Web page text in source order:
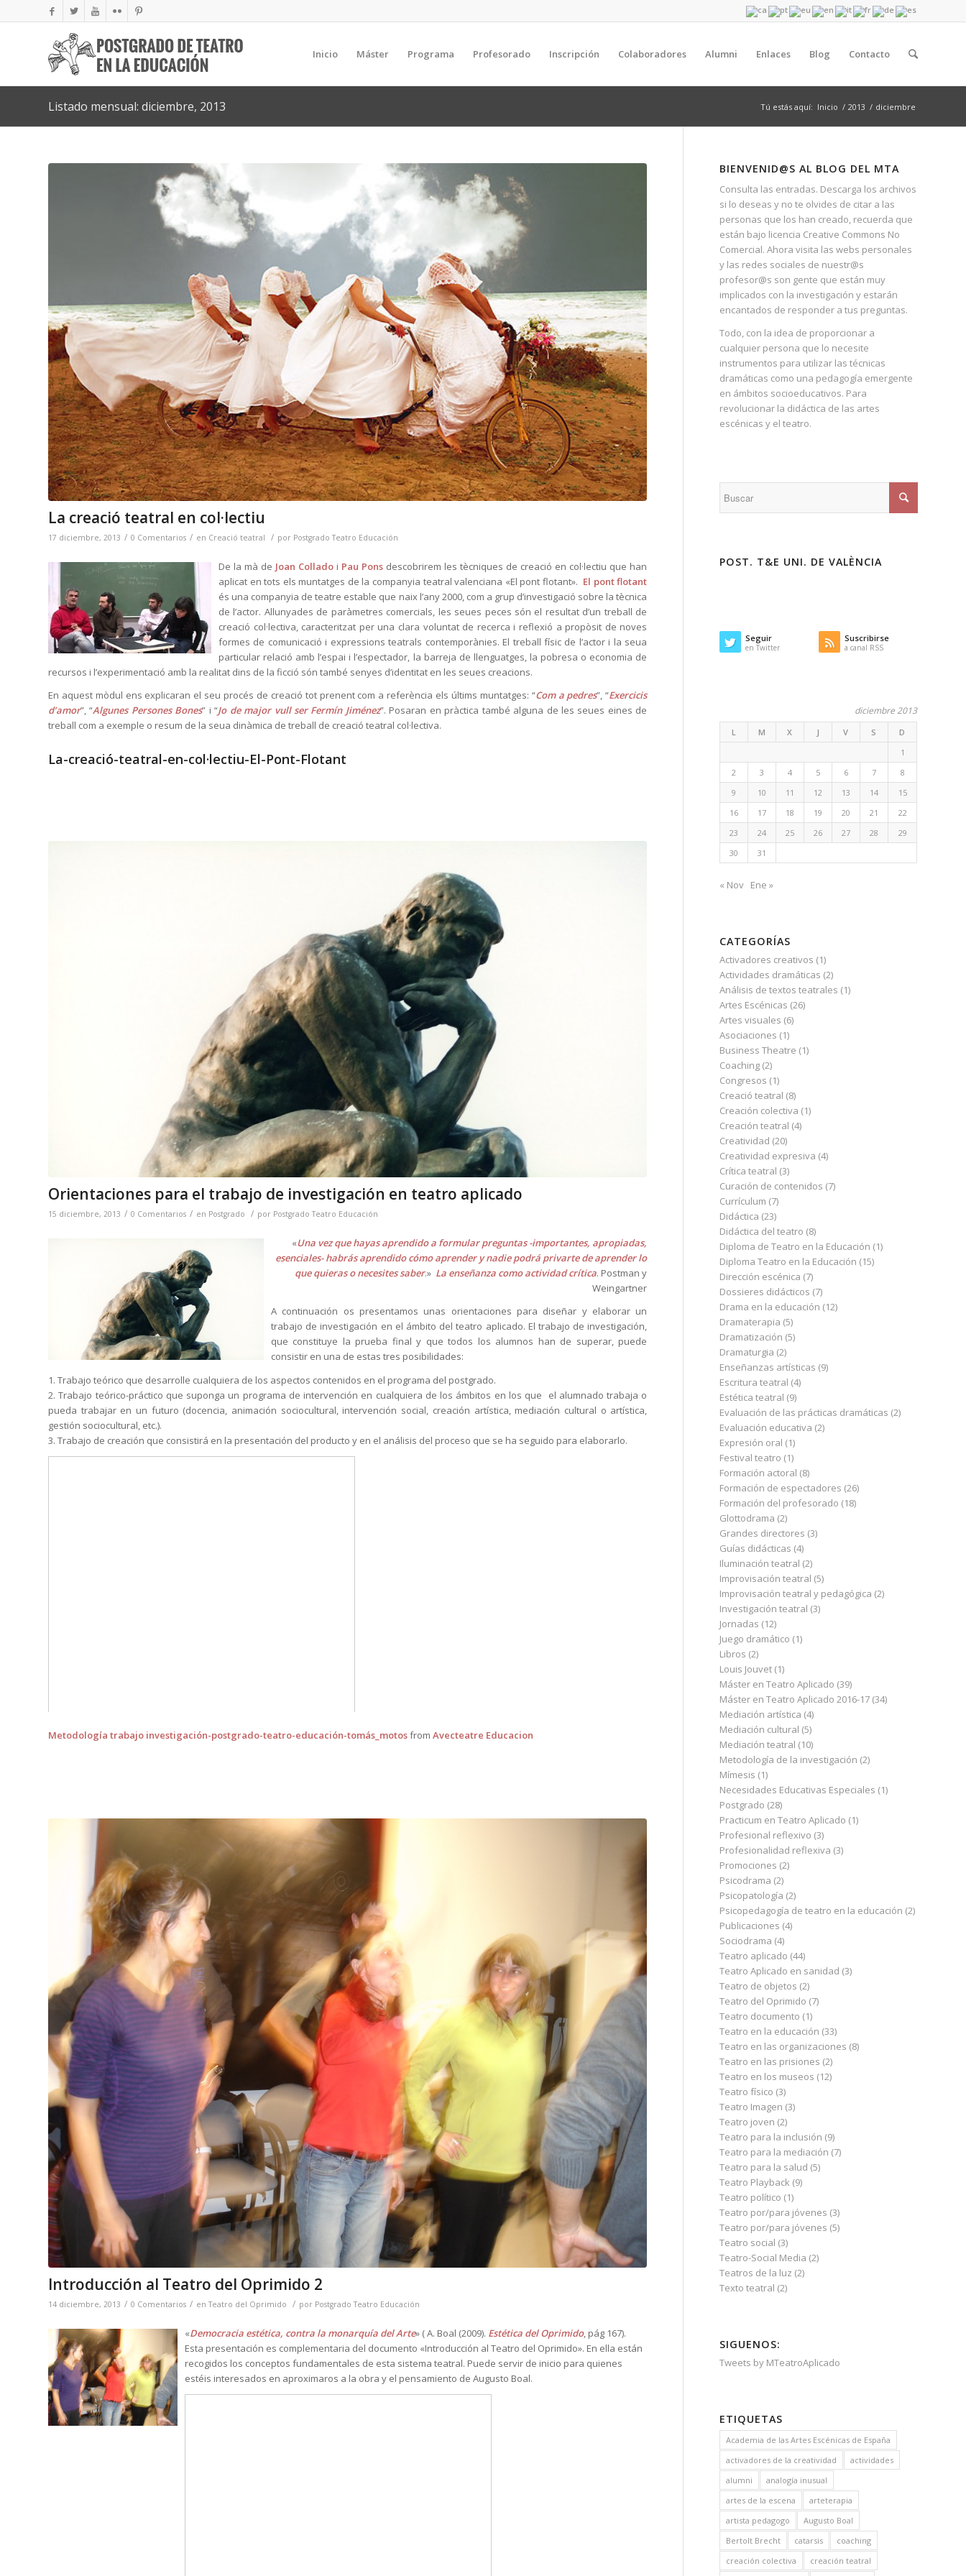
Inicio Máster Programa Profesorado Inscripción Colaboradores Alumni Enlaces Blog Contacto
Listado mensual: diciembre, 2013 Tú estás aquí: Inicio / 2013 / diciembre
La creació teatral en col·lectiu
17 diciembre, 2013 / 0 Comentarios / en Creació teatral / por Postgrado Teatro Educación
De la mà de Joan Collado i Pau Pons descobrirem les tècniques de creació en col·lectiu que han
aplicat en tots els muntatges de la companyia teatral valenciana «El pont flotant». El pont flotant
és una companyia de teatre estable que naix l’any 2000, com a grup d’investigació sobre la tècnica
de l’actor. Allunyades de paràmetres comercials, les seues peces són el resultat d’un treball de
creació col·lectiva, caracteritzat per una clara voluntat de recerca i reflexió a propòsit de noves
formes de comunicació i expressions teatrals contemporànies. El treball físic de l’actor i la seua
particular relació amb l’espai i l’espectador, la barreja de llenguatges, la pobresa o economia de
recursos i l’experimentació amb la realitat dins de la ficció són també senyes d’identitat en les seues creacions.
En aquest mòdul ens explicaran el seu procés de creació tot prenent com a referència els últims muntatges: “Com a pedres”, “Exercicis
d’amor”, “Algunes Persones Bones” i “Jo de major vull ser Fermín Jiménez”. Posaran en pràctica també alguna de les seues eines de
treball com a exemple o resum de la seua dinàmica de treball de creació teatral col·lectiva.
La-creació-teatral-en-col·lectiu-El-Pont-Flotant
Orientaciones para el trabajo de investigación en teatro aplicado
15 diciembre, 2013 / 0 Comentarios / en Postgrado / por Postgrado Teatro Educación
«Una vez que hayas aprendido a formular preguntas -importantes, apropiadas,
esenciales- habrás aprendido cómo aprender y nadie podrá privarte de aprender lo
que quieras o necesites saber.» La enseñanza como actividad crítica. Postman y
Weingartner
A continuación os presentamos unas orientaciones para diseñar y elaborar un
trabajo de investigación en el ámbito del teatro aplicado. El trabajo de investigación,
que constituye la prueba final y que todos los alumnos han de superar, puede
consistir en una de estas tres posibilidades:
1. Trabajo teórico que desarrolle cualquiera de los aspectos contenidos en el programa del postgrado.
2. Trabajo teórico-práctico que suponga un programa de intervención en cualquiera de los ámbitos en los que el alumnado trabaja o
pueda trabajar en un futuro (docencia, animación sociocultural, intervención social, creación artística, mediación cultural o artística,
gestión sociocultural, etc.).
3. Trabajo de creación que consistirá en la presentación del producto y en el análisis del proceso que se ha seguido para elaborarlo.
Metodología trabajo investigación-postgrado-teatro-educación-tomás_motosfrom Avecteatre Educacion
Introducción al Teatro del Oprimido 2
14 diciembre, 2013 / 0 Comentarios / enTeatro del Oprimido / por Postgrado Teatro Educación
«Democracia estética, contra la monarquía del Arte» ( A. Boal (2009). Estética del Oprimido, pág 167).
Esta presentación es complementaria del documento «Introducción al Teatro del Oprimido». En ella están
recogidos los conceptos fundamentales de esta sistema teatral. Puede servir de inicio para quienes
estéis interesados en aproximaros a la obra y el pensamiento de Augusto Boal.
BIENVENID@S AL BLOG DEL MTA
Consulta las entradas. Descarga los archivos
si lo deseas y no te olvides de citar a las
personas que los han creado, recuerda que
están bajo licencia Creative Commons No
Comercial. Ahora visita las webs personales
y las redes sociales de nuestr@s
profesor@s son gente que están muy
implicados con la investigación y estarán
encantados de responder a tus preguntas.
Todo, con la idea de proporcionar a
cualquier persona que lo necesite
instrumentos para utilizar las técnicas
dramáticas como una pedagogía emergente
en ámbitos socioeducativos. Para
revolucionar la didáctica de las artes
escénicas y el teatro.
POST. T&E UNI. DE VALÈNCIA
Seguir
en Twitter
Suscribirse
a canal RSS
diciembre 2013
L M X J V S
D
1
2
3 4 5 6 7
8
9
10 11 12 13 14
15
16
17 18 19 20 21
22
23
24 25 26 27 28
29
30
31
« Nov Ene »
CATEGORÍAS
Activadores creativos (1)
Actividades dramáticas (2)
Análisis de textos teatrales (1)
Artes Escénicas (26)
Artes visuales (6)
Asociaciones (1)
Business Theatre (1)
Coaching (2)
Congresos (1)
Creació teatral (8)
Creación colectiva (1)
Creación teatral (4)
Creatividad (20)
Creatividad expresiva (4)
Crítica teatral (3)
Curación de contenidos (7)
Currículum (7)
Didáctica (23)
Didáctica del teatro (8)
Diploma de Teatro en la Educación (1)
Diploma Teatro en la Educación (15)
Dirección escénica (7)
Dossieres didácticos (7)
Drama en la educación (12)
Dramaterapia (5)
Dramatización (5)
Dramaturgia (2)
Enseñanzas artísticas (9)
Escritura teatral (4)
Estética teatral (9)
Evaluación de las prácticas dramáticas (2)
Evaluación educativa (2)
Expresión oral (1)
Festival teatro (1)
Formación actoral (8)
Formación de espectadores (26)
Formación del profesorado (18)
Glottodrama (2)
Grandes directores (3)
Guías didácticas (4)
Iluminación teatral (2)
Improvisación teatral (5)
Improvisación teatral y pedagógica (2)
Investigación teatral (3)
Jornadas (12)
Juego dramático (1)
Libros (2)
Louis Jouvet (1)
Máster en Teatro Aplicado (39)
Máster en Teatro Aplicado 2016-17 (34)
Mediación artística (4)
Mediación cultural (5)
Mediación teatral (10)
Metodología de la investigación (2)
Mímesis (1)
Necesidades Educativas Especiales (1)
Postgrado (28)
Practicum en Teatro Aplicado (1)
Profesional reflexivo (3)
Profesionalidad reflexiva (3)
Promociones (2)
Psicodrama (2)
Psicopatología (2)
Psicopedagogía de teatro en la educación (2)
Publicaciones (4)
Sociodrama (4)
Teatro aplicado (44)
Teatro Aplicado en sanidad (3)
Teatro de objetos (2)
Teatro del Oprimido (7)
Teatro documento (1)
Teatro en la educación (33)
Teatro en las organizaciones (8)
Teatro en las prisiones (2)
Teatro en los museos (12)
Teatro físico (3)
Teatro Imagen (3)
Teatro joven (2)
Teatro para la inclusión (9)
Teatro para la mediación (7)
Teatro para la salud (5)
Teatro Playback (9)
Teatro político (1)
Teatro por/para jóvenes (3)
Teatro por/para jóvenes (5)
Teatro social (3)
Teatro-Social Media (2)
Teatros de la luz (2)
Texto teatral (2)
SIGUENOS:
Tweets by MTeatroAplicado
ETIQUETAS
Academia de las Artes Escénicas de España
activadores de la creatividad
actividades
alumni
analogía inusual
artes de la escena
arteterapia
artista pedagogo
Augusto Boal
Bertolt Brecht
catarsis
coaching
creación colectiva
creación teatral